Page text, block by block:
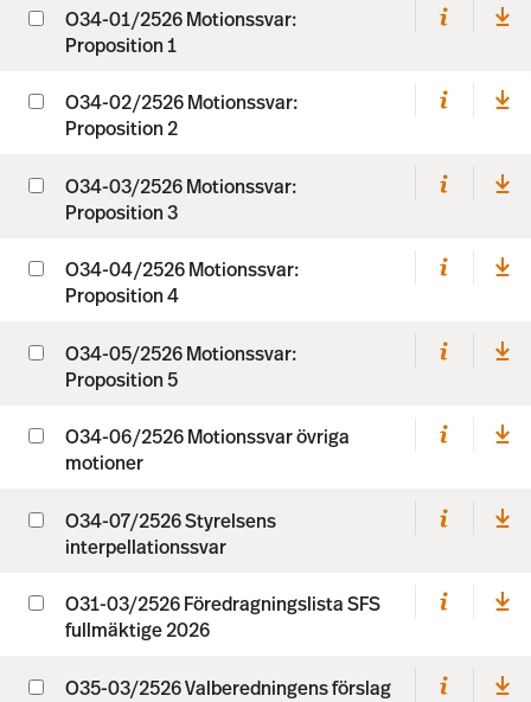
O34-01/2526 Motionssvar:
Proposition 1
O34-02/2526 Motionssvar:
Proposition 2
O34-03/2526 Motionssvar:
Proposition 3
O34-04/2526 Motionssvar:
Proposition 4
O34-05/2526 Motionssvar:
Proposition 5
O34-06/2526 Motionssvar övriga
motioner
O34-07/2526 Styrelsens
interpellationssvar
O31-03/2526 Föredragningslista SFS
fullmäktige 2026
O35-03/2526 Valberedningens förslag